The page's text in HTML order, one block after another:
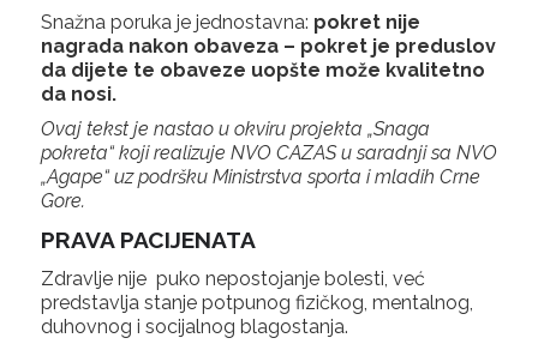
Snažna poruka je jednostavna: pokret nije
nagrada nakon obaveza – pokret je preduslov
da dijete te obaveze uopšte može kvalitetno
da nosi.
Ovaj tekst je nastao u okviru projekta „Snaga
pokreta“ koji realizuje NVO CAZAS u saradnji sa NVO
„Agape“ uz podršku Ministrstva sporta i mladih Crne
Gore.
PRAVA PACIJENATA
Zdravlje nije puko nepostojanje bolesti, već
predstavlja stanje potpunog fizičkog, mentalnog,
duhovnog i socijalnog blagostanja.